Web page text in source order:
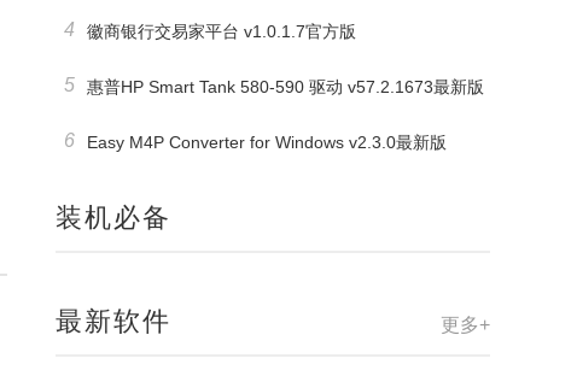
4 徽商银行交易家平台 v1.0.1.7官方版
5 惠普HP Smart Tank 580-590 驱动 v57.2.1673最新版
6 Easy M4P Converter for Windows v2.3.0最新版
装机必备
更多+
最新软件